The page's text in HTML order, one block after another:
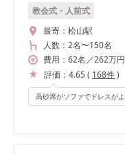
教会式・人前式
最寄： 松山駅
人数： 2名〜150名
費用： 62名 ／262万円
評価： 4.65( 168件)